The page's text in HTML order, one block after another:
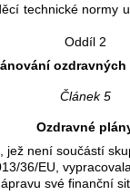
technické normy
Oddíl 2
Článek 5
Ozdravné
jež není součástí
36/EU,
své finanční